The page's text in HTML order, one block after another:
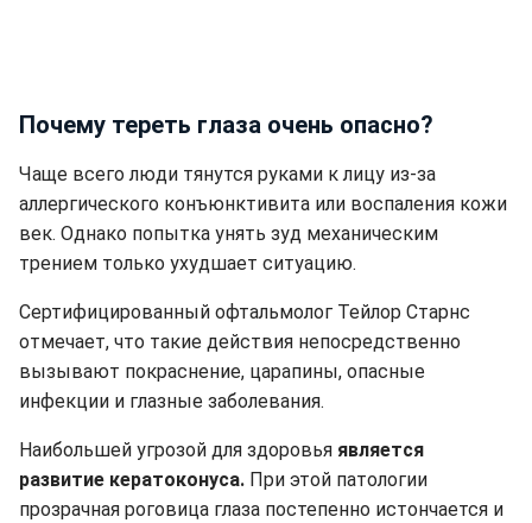
Почему тереть глаза очень опасно?
Чаще всего люди тянутся руками к лицу из-за
аллергического конъюнктивита или воспаления кожи
век. Однако попытка унять зуд механическим
трением только ухудшает ситуацию.
Сертифицированный офтальмолог Тейлор Старнс
отмечает, что такие действия непосредственно
вызывают покраснение, царапины, опасные
инфекции и глазные заболевания.
Наибольшей угрозой для здоровья является
развитие кератоконуса. При этой патологии
прозрачная роговица глаза постепенно истончается и